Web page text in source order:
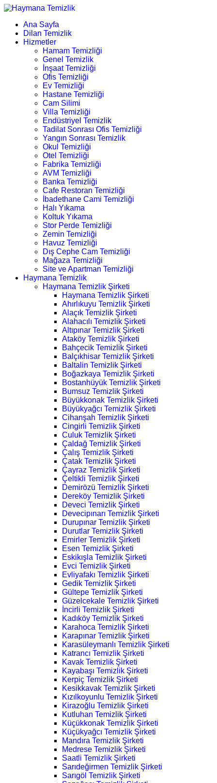
Ana Sayfa
Dilan Temizlik
Hizmetler
Hamam Temizliği
Genel Temizlik
İnşaat Temizliği
Ofis Temizliği
Ev Temizliği
Hastane Temizliği
Cam Silimi
Villa Temizliği
Endüstriyel Temizlik
Tadilat Sonrası Ofis Temizliği
Yangın Sonrası Temizlik
Okul Temizliği
Otel Temizliği
Fabrika Temizliği
AVM Temizliği
Banka Temizliği
Cafe Restoran Temizliği
İbadethane Cami Temizliği
Halı Yıkama
Koltuk Yıkama
Stor Perde Temizliği
Zemin Temizliği
Havuz Temizliği
Dış Cephe Cam Temizliği
Mağaza Temizliği
Site ve Apartman Temizliği
Haymana Temizlik
Haymana Temizlik Şirketi
Haymana Temizlik Şirketi
Ahırlıkuyu Temizlik Şirketi
Alaçık Temizlik Şirketi
Alahacılı Temizlik Şirketi
Altıpınar Temizlik Şirketi
Ataköy Temizlik Şirketi
Bahçecik Temizlik Şirketi
Balçıkhisar Temizlik Şirketi
Baltalin Temizlik Şirketi
Boğazkaya Temizlik Şirketi
Bostanhüyük Temizlik Şirketi
Bumsuz Temizlik Şirketi
Büyükkonak Temizlik Şirketi
Büyükyağcı Temizlik Şirketi
Cihanşah Temizlik Şirketi
Cingirli Temizlik Şirketi
Culuk Temizlik Şirketi
Çaldağ Temizlik Şirketi
Çalış Temizlik Şirketi
Çatak Temizlik Şirketi
Çayraz Temizlik Şirketi
Çeltikli Temizlik Şirketi
Demirözü Temizlik Şirketi
Dereköy Temizlik Şirketi
Deveci Temizlik Şirketi
Devecipınarı Temizlik Şirketi
Durupınar Temizlik Şirketi
Durutlar Temizlik Şirketi
Emirler Temizlik Şirketi
Esen Temizlik Şirketi
Eskikışla Temizlik Şirketi
Evci Temizlik Şirketi
Evliyafakı Temizlik Şirketi
Gedik Temizlik Şirketi
Gültepe Temizlik Şirketi
Güzelcekale Temizlik Şirketi
İncirli Temizlik Şirketi
Kadıköy Temizlik Şirketi
Karahoca Temizlik Şirketi
Karapınar Temizlik Şirketi
Karasüleymanlı Temizlik Şirketi
Katrancı Temizlik Şirketi
Kavak Temizlik Şirketi
Kayabaşı Temizlik Şirketi
Kerpiç Temizlik Şirketi
Kesikkavak Temizlik Şirketi
Kızılkoyunlu Temizlik Şirketi
Kirazoğlu Temizlik Şirketi
Kutluhan Temizlik Şirketi
Küçükkonak Temizlik Şirketi
Küçükyağcı Temizlik Şirketi
Mandıra Temizlik Şirketi
Medrese Temizlik Şirketi
Saatli Temizlik Şirketi
Sarıdeğirmen Temizlik Şirketi
Sarıgöl Temizlik Şirketi